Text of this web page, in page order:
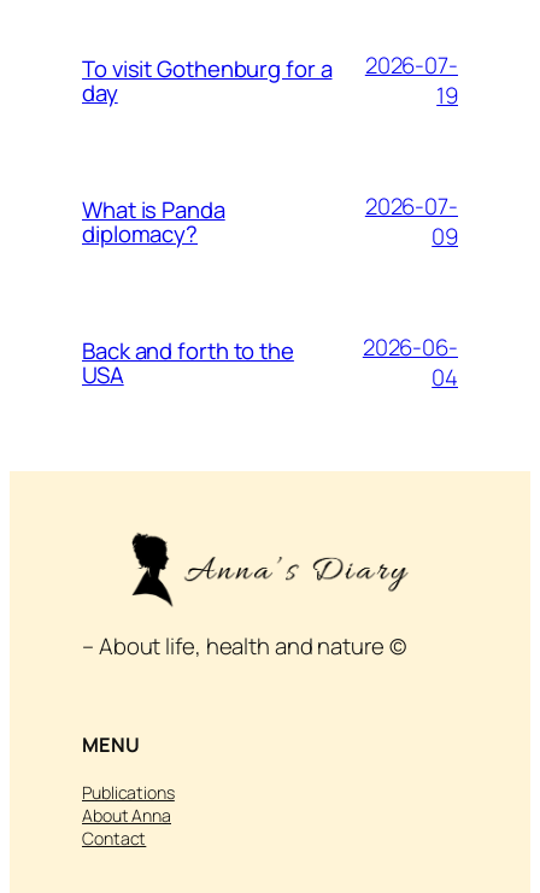
To visit Gothenburg for a
day
2026-07-
19
What is Panda
diplomacy?
2026-07-
09
Back and forth to the
USA
2026-06-
04
– About life, health and nature ©
MENU
Publications
About Anna
Contact